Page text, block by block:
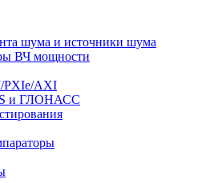
шума и источники шума
ВЧ мощности
PXIe/AXI
и ГЛОНАСС